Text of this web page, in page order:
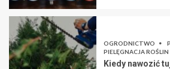
OGRODNICTWO
PIELĘGNACJA ROŚLIN
Kiedy nawozić